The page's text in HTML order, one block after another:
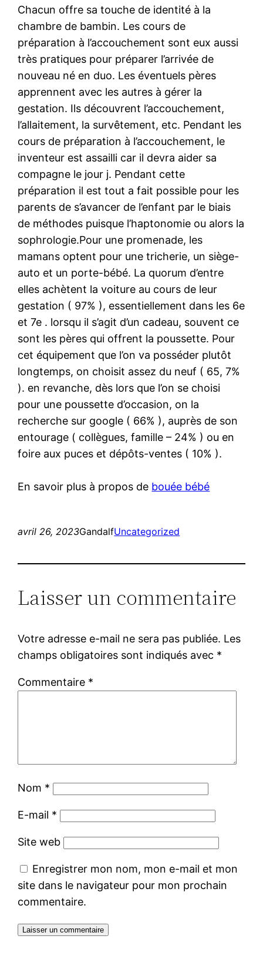
Chacun offre sa touche de identité à la
chambre de bambin. Les cours de
préparation à l’accouchement sont eux aussi
très pratiques pour préparer l’arrivée de
nouveau né en duo. Les éventuels pères
apprennent avec les autres à gérer la
gestation. Ils découvrent l’accouchement,
l’allaitement, la survêtement, etc. Pendant les
cours de préparation à l’accouchement, le
inventeur est assailli car il devra aider sa
compagne le jour j. Pendant cette
préparation il est tout a fait possible pour les
parents de s’avancer de l’enfant par le biais
de méthodes puisque l’haptonomie ou alors la
sophrologie.Pour une promenade, les
mamans optent pour une tricherie, un siège-
auto et un porte-bébé. La quorum d’entre
elles achètent la voiture au cours de leur
gestation ( 97% ), essentiellement dans les 6e
et 7e . lorsqu il s’agit d’un cadeau, souvent ce
sont les pères qui offrent la poussette. Pour
cet équipement que l’on va posséder plutôt
longtemps, on choisit assez du neuf ( 65, 7%
). en revanche, dès lors que l’on se choisi
pour une poussette d’occasion, on la
recherche sur google ( 66% ), auprès de son
entourage ( collègues, famille – 24% ) ou en
foire aux puces et dépôts-ventes ( 10% ).
En savoir plus à propos de bouée bébé
avril 26, 2023GandalfUncategorized
Laisser un commentaire
Votre adresse e-mail ne sera pas publiée. Les
champs obligatoires sont indiqués avec *
Commentaire *
Nom *
E-mail *
Site web
Enregistrer mon nom, mon e-mail et mon
site dans le navigateur pour mon prochain
commentaire.